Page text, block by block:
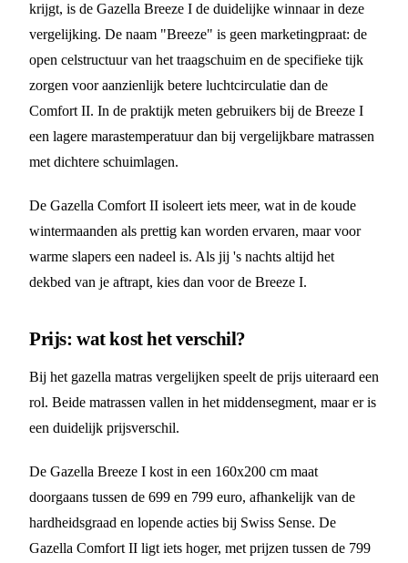
krijgt, is de Gazella Breeze I de duidelijke winnaar in deze
vergelijking. De naam "Breeze" is geen marketingpraat: de
open celstructuur van het traagschuim en de specifieke tijk
zorgen voor aanzienlijk betere luchtcirculatie dan de
Comfort II. In de praktijk meten gebruikers bij de Breeze I
een lagere marastemperatuur dan bij vergelijkbare matrassen
met dichtere schuimlagen.
De Gazella Comfort II isoleert iets meer, wat in de koude
wintermaanden als prettig kan worden ervaren, maar voor
warme slapers een nadeel is. Als jij 's nachts altijd het
dekbed van je aftrapt, kies dan voor de Breeze I.
Prijs: wat kost het verschil?
Bij het gazella matras vergelijken speelt de prijs uiteraard een
rol. Beide matrassen vallen in het middensegment, maar er is
een duidelijk prijsverschil.
De Gazella Breeze I kost in een 160x200 cm maat
doorgaans tussen de 699 en 799 euro, afhankelijk van de
hardheidsgraad en lopende acties bij Swiss Sense. De
Gazella Comfort II ligt iets hoger, met prijzen tussen de 799